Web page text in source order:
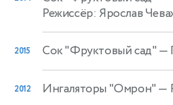
Режиссёр: Ярослав
2015 Сок "Фруктовый сад" —
2012 Ингаляторы "Омрон" —